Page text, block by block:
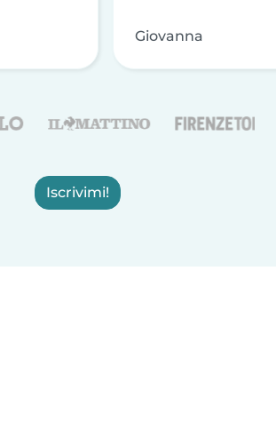
Giovanna
Iscrivimi!